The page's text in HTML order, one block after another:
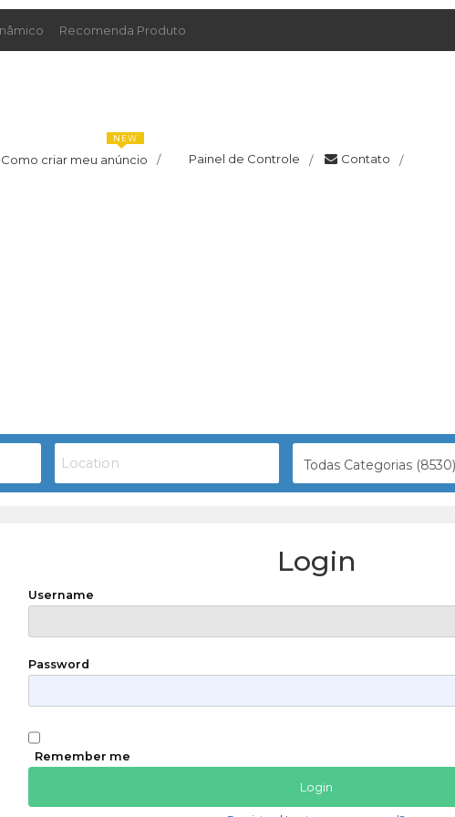
Recomenda Produto
Como criar meu anúncio /
NEW
Painel de Controle / Contato /
Todas Categorias (8530)
Login
Username
Password
Remember me